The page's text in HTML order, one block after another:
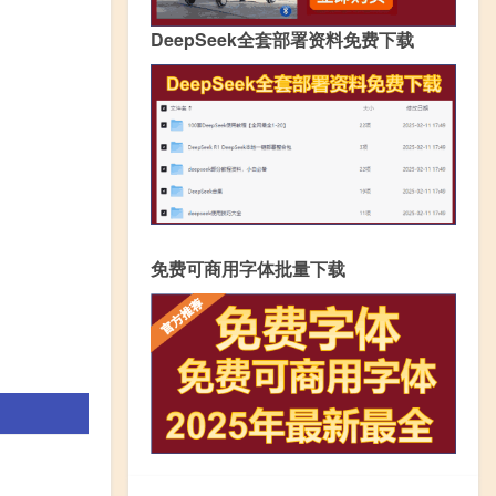
DeepSeek全套部署资料免费下载
免费可商用字体批量下载